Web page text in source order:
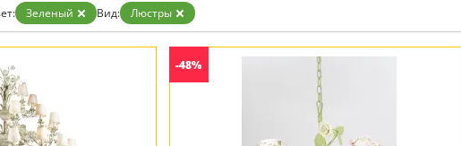
Прозрачные
Хром
Черные
Зеленый Вид: Люстры
-48%